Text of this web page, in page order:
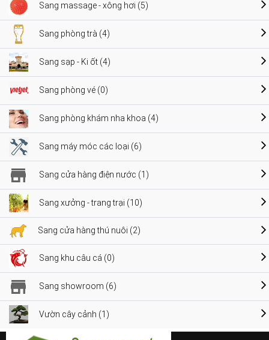
Sang massage - xông hơi (5)
Sang phòng trà (4)
Sang sạp - Ki ốt (4)
Sang phòng vé (0)
Sang phòng khám nha khoa (4)
Sang máy móc các loại (6)
Sang cửa hàng điện nước (1)
Sang xưởng - trang trại (10)
Sang cửa hàng thú nuôi (2)
Sang khu câu cá (0)
Sang showroom (6)
Vườn cây cảnh (1)